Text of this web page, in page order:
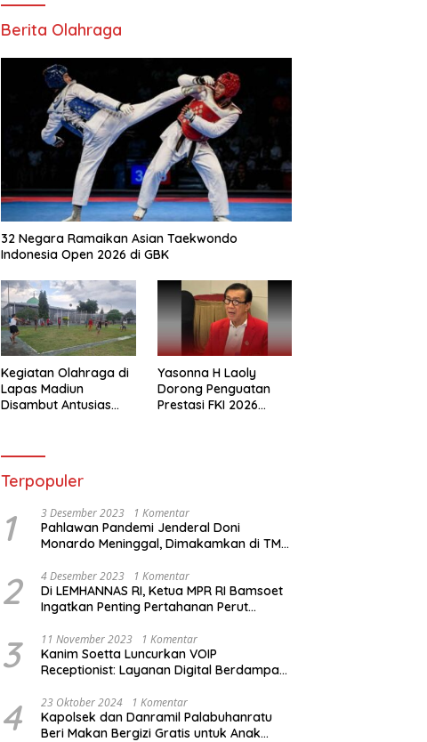
Berita Olahraga
32 Negara Ramaikan Asian Taekwondo
Indonesia Open 2026 di GBK
Kegiatan Olahraga di
Lapas Madiun
Disambut Antusias
Yasonna H Laoly
Dorong Penguatan
Prestasi FKI 2026
Terpopuler
1 3 Desember 2023 1 Komentar
Pahlawan Pandemi Jenderal Doni
Monardo Meninggal, Dimakamkan di TMP
2 4 Desember 2023 1 Komentar
Di LEMHANNAS RI, Ketua MPR RI Bamsoet
Ingatkan Penting Pertahanan Perut
3 11 November 2023 1 Komentar
Kanim Soetta Luncurkan VOIP
Receptionist: Layanan Digital Berdampak
4 23 Oktober 2024 1 Komentar
Kapolsek dan Danramil Palabuhanratu
Beri Makan Bergizi Gratis untuk Anak